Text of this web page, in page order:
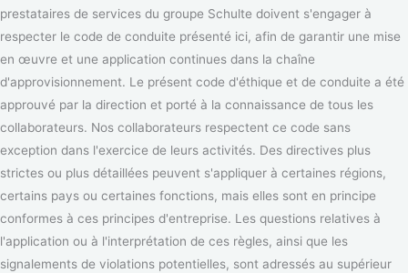
prestataires de services du groupe Schulte doivent s'engager à
respecter le code de conduite présenté ici, afin de garantir une mise
en œuvre et une application continues dans la chaîne
d'approvisionnement. Le présent code d'éthique et de conduite a été
approuvé par la direction et porté à la connaissance de tous les
collaborateurs. Nos collaborateurs respectent ce code sans
exception dans l'exercice de leurs activités. Des directives plus
strictes ou plus détaillées peuvent s'appliquer à certaines régions,
certains pays ou certaines fonctions, mais elles sont en principe
conformes à ces principes d'entreprise. Les questions relatives à
l'application ou à l'interprétation de ces règles, ainsi que les
signalements de violations potentielles, sont adressés au supérieur